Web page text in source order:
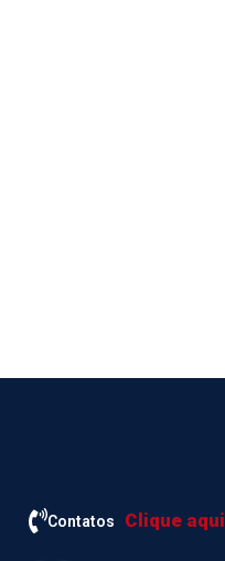
Contatos Clique aqui